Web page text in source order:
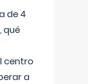
de 4
qué
centro
a